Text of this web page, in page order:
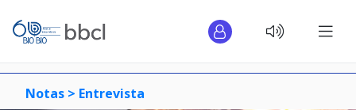
Notas > Entrevista